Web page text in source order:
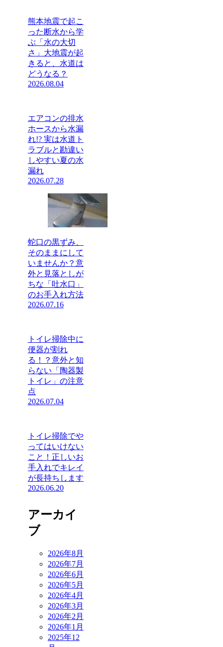
熊本地震で起こ
った断水から学
ぶ「水の大切
さ」大地震が起
きると、水道は
どうなる？
2026.08.04
エアコンの排水
ホースから水漏
れ!? 実は水道ト
ラブルと勘違い
しやすい夏の水
漏れ
2026.07.28
蛇口の黒ずみ、
そのままにして
いませんか？意
外と見落としが
ちな「吐水口」
のお手入れ方法
2026.07.16
トイレ掃除中に
便器が割れ
る！？意外と知
らない「陶器製
トイレ」の注意
点
2026.07.04
トイレ掃除でや
ってはいけない
こと！正しいお
手入れでキレイ
が長持ちします
2026.06.20
アーカイ
ブ
2026年8月
2026年7月
2026年6月
2026年5月
2026年4月
2026年3月
2026年2月
2026年1月
2025年12